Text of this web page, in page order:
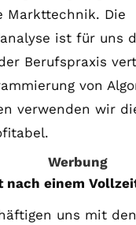
Markttechnik. Die
ist für uns
Berufspraxis
von
verwenden wir
Werbung
nach einem
uns mit